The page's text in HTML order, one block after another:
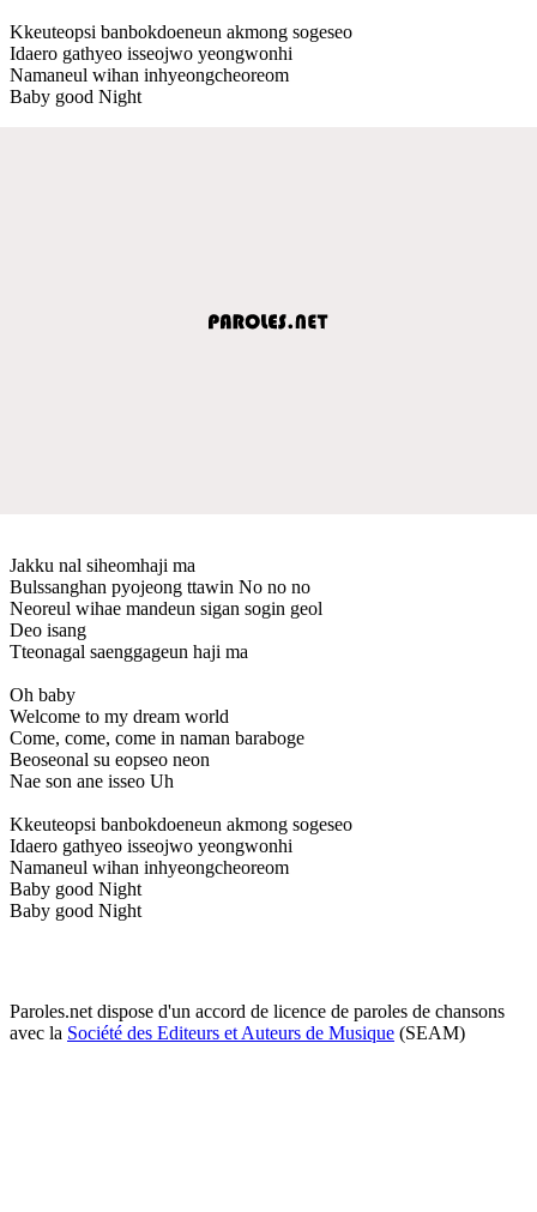
Kkeuteopsi banbokdoeneun akmong sogeseo
Idaero gathyeo isseojwo yeongwonhi
Namaneul wihan inhyeongcheoreom
Baby good Night
Jakku nal siheomhaji ma
Bulssanghan pyojeong ttawin No no no
Neoreul wihae mandeun sigan sogin geol
Deo isang
Tteonagal saenggageun haji ma
Oh baby
Welcome to my dream world
Come, come, come in naman baraboge
Beoseonal su eopseo neon
Nae son ane isseo Uh
Kkeuteopsi banbokdoeneun akmong sogeseo
Idaero gathyeo isseojwo yeongwonhi
Namaneul wihan inhyeongcheoreom
Baby good Night
Baby good Night
Paroles.net dispose d'un accord de licence de paroles de chansons
avec la Société des Editeurs et Auteurs de Musique (SEAM)